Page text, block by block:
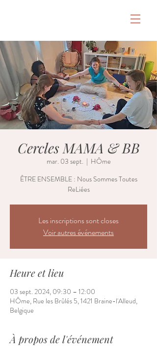
Cercles MAMA & BB
mar. 03 sept.
  |
HÔme
ÊTRE ENSEMBLE : Nous Sommes Toutes
ReLiées
Les inscriptions sont closes
Voir autres événements
Heure et lieu
03 sept. 2024, 09:30 – 12:00
HÔme, Rue les Brûlés 5, 1421 Braine-l'Alleud,
Belgique
À propos de l'événement